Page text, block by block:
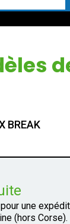
BREAK
une
(hors Corse).